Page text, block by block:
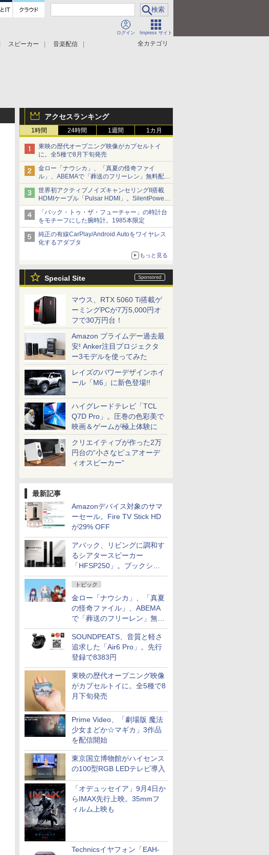
ログイン Impress サイト
全カテゴリ
スピーカー
音楽配信
アクセスランキング
1時間 24時間 1週間 1カ月
東映の歴代オープニング映像がカプセルトイ
に。全5種で8月下旬発売
金ロー「ナウシカ」、「真夏の怪奇ファイ
ル」、ABEMAで「葬送のフリーレン」無料配信
など。夏の特番・配信情報
世界初アクティブノイズキャンセリングII搭載
HDMIケーブル「Pulsar HDMI」。SilentPower
から
「バック・トゥ・ザ・フューチャー」の時計台
をモチーフにした腕時計。1985本限定
純正の有線CarPlay/Android Autoをワイヤレス
化するアダプタ
もっと見る
Special Site
マウス、RTX 5060 Ti搭載ゲ
ーミングPCが7万5,000円オ
フで30万円台！
Amazon プライムデー過去最
安! Anker注目プロジェクタ
ー3モデルを使ってみた
レイズのパワーデザインホイ
ール「M6」に新色登場!!
ハイグレードテレビ「TCL
Q7D Pro」。圧巻の色彩美で
映画＆ゲームが極上体験に
クリエイティブが作った2万
円台の“小さなピュアオーデ
ィオスピーカー”
最新記事
Amazonデバイス対象のサマ
ーセール。Fire TV Stick HD
が29% OFF
アバック、リビングに調和す
るシアタースピーカー
「HFSP250」。ブックシェ
ルフはペア3万円以下
トピック
金ロー「ナウシカ」、「真夏
の怪奇ファイル」、ABEMA
で「葬送のフリーレン」無料
配信など。夏の特番・配信情
報
SOUNDPEATS、音質と軽さ
追求した「Air6 Pro」。先行
登録で8383円
東映の歴代オープニング映像
がカプセルトイに。全5種で8
月下旬発売
Prime Video、「劇場版 魔法
少女まどか☆マギカ」3作品
を配信開始
東京国立博物館がハイセンス
の100型RGB LEDテレビ導入
「オデュッセイア」9月4日か
らIMAX先行上映。35mmフ
ィルム上映も
Technicsイヤフォン「EAH-